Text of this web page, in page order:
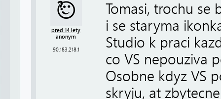
před 14 lety
anonym
90.183.218.1
Tomasi, trochu se
i se staryma
Studio k praci
co VS nepouziva
Osobne kdyz VS
skryju, at